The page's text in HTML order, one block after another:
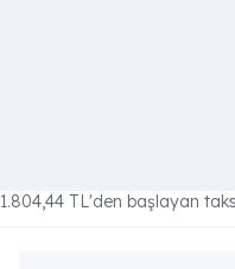
1.804,44 TL'den başlayan